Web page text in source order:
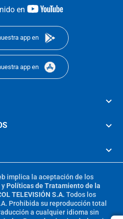
en
youtube-
app en
app en
implica la aceptación de los
y Políticas de Tratamiento de la
TELEVISIÓN S.A. Todos los
Prohibida su reproducción total
a cualquier idioma sin